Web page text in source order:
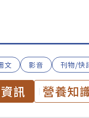
文 影音 刊物/快
訊 營養知